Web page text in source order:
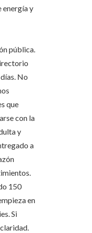
energía y
pública.
No
que
con la
y
a
150
en
Si